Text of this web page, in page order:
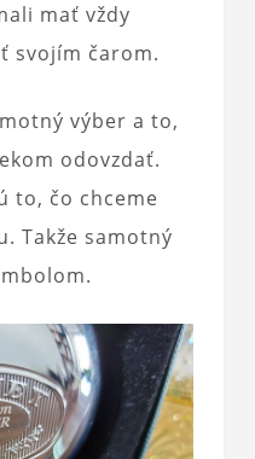
mať vždy
svojím čarom.
výber a to,
odovzdať.
to, čo chceme
Takže samotný